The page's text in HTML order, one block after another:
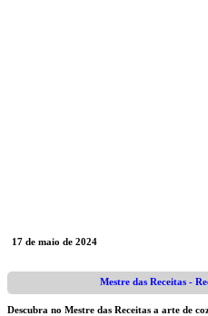
17 de maio de 2024
Mestre das Receitas -
Descubra no Mestre das Receitas a arte de